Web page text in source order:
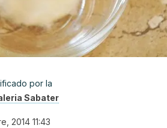
por la
Sabater
2014 11:43